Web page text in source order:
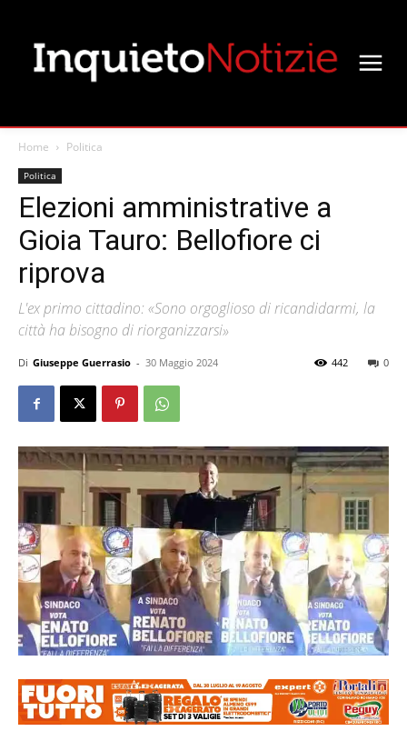
Home Politica
Politica
Elezioni amministrative a
Gioia Tauro: Bellofiore ci
riprova
L'ex primo cittadino: «Sono orgoglioso di ricandidarmi, la
città ha bisogno di riorganizzarsi»
Di Giuseppe Guerrasio - 30 Maggio 2024 0
442